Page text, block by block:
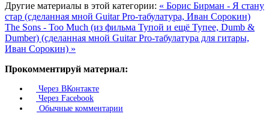
Другие материалы в этой категории: « Борис Бирман - Я стану
стар (сделанная мной Guitar Pro-табулатура, Иван Сорокин)
The Sons - Too Much (из фильма Тупой и ещё Тупее, Dumb &
Dumber) (сделанная мной Guitar Pro-табулатура для гитары,
Иван Сорокин) »
Прокомментируй материал:
Через ВКонтакте
Через Facebook
Обычные комментарии